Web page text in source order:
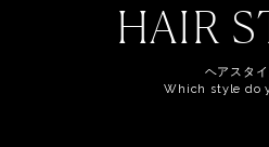
HAIR
ヘアスタ
Which style do